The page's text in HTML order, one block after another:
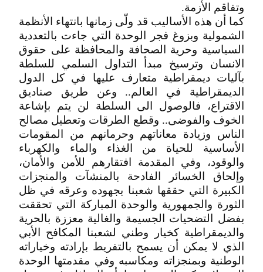
وتفاقم الأزمة.
كما أن هذه الأساليب قد ولّى زمانها بانتهاء الأنظمة
الشمولية وبزوغ فجر الوحدة التي جاءت بالتعددية
السياسية وحرية الصحافة والمحافظة على حقوق
الانسان وترسيخ مبدأ التداول السلمي للسلطة
بآليات ديمقراطية متعارف عليها في كل الدول
الديمقراطية في العالم.. وعن طريق صناديق
الاقتراع، فالوصول الى السلطة لن يتم بإشاعة
الخوف والفوضى.. وقطع الطرقات وتعطيل مصالح
الناس وزيادة معاناتهم وحرمانهم من المقومات
الأساسية للحياة من الغذاء والماء والكهرباء
والوقود، وفي المقدمة افتقارهم للأمن والأمان،
وإلحاق الخسائر الفادحة بالمنشآت والمنجزات
الكبيرة التي حققها شعبنا بجهوده وعرقه في ظل
الثورة والجمهورية والوحدة المباركة التي تحققت
بفضل التضحيات الجسيمة والغالية معززة بالحرية
والديمقراطية كخيار وطني لشعبنا المكافح الأبي
الذي لا يمكن أن يسمح بالتفريط بإرادته وخياراته
الوطنية وبمنجزاته ومكاسبه وفي مقدمتها الوحدة